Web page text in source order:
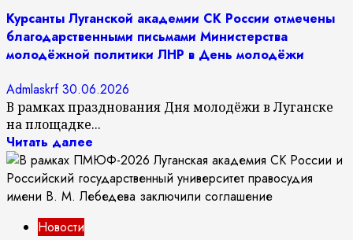
Курсанты Луганской академии СК России отмечены
благодарственными письмами Министерства
молодёжной политики ЛНР в День молодёжи
Admlaskrf30.06.2026
В рамках празднования Дня молодёжи в Луганске
на площадке...
Читать далее
Новости